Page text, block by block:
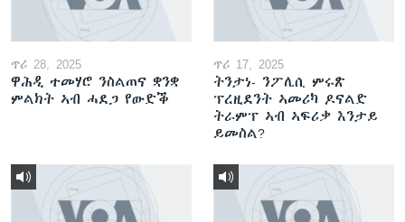
ጥሪ 28, 2025
ዋሕዲ ተመሃሮ ንስልጠና ቋንቋ
ምልክት ኣብ ሓደጋ የውድቕ
ጥሪ 17, 2025
ትንታነ- ንፖሊሲ ምሩጽ
ፕረዚደንት ኣመሪካ ዶናልድ
ትራምፕ ኣብ ኣፍሪቃ እንታይ
ይመስል?